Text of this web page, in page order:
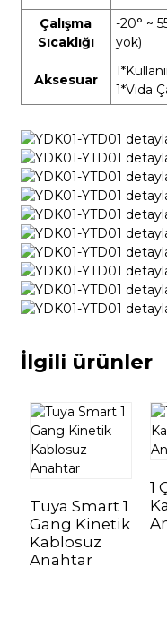
Çalışma
Sıcaklığı
-20° ~
yok)
Aksesuar
1*Vida
İlgili ürünler
Tuya Smart 1
Gang Kinetik
Kablosuz
Anahtar
1